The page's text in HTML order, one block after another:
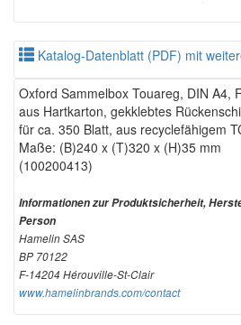
Katalog-Datenblatt (PDF) mit
Oxford Sammelbox Touareg, DIN A4,
aus Hartkarton, gekklebtes
für ca. 350 Blatt, aus recyclefähigem
Maße: (B)240 x (T)320 x (H)35 mm
(100200413)
Informationen zur Produktsicherheit,
Person
Hamelin SAS
BP 70122
F-14204 Hérouville-St-Clair
www.hamelinbrands.com/contact